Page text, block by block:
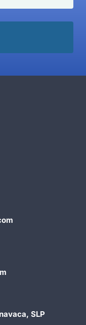
SLP